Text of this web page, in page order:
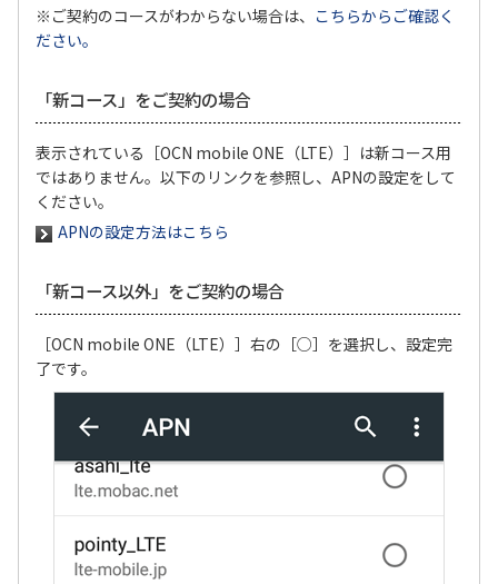
8 /10
※ご契約のコースがわからない場合は、 こちらからご確認く
ださい。
「新コース」をご契約の場合
表示されている［OCN mobile ONE（LTE）］は新コース用
ではありません。以下のリンクを参照し、APNの設定をして
ください。
APNの設定方法はこちら
「新コース以外」をご契約の場合
［OCN mobile ONE（LTE）］右の［○］を選択し、設定完
了です。